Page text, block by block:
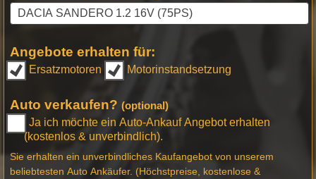
Angebote erhalten für:
Ersatzmotoren Motorinstandsetzung
Auto verkaufen? (optional)
Ja ich möchte ein Auto-Ankauf Angebot erhalten
(kostenlos & unverbindlich).
Sie erhalten ein unverbindliches Kaufangebot von unserem
beliebtesten Auto Ankäufer. (Höchstpreise, kostenlose &